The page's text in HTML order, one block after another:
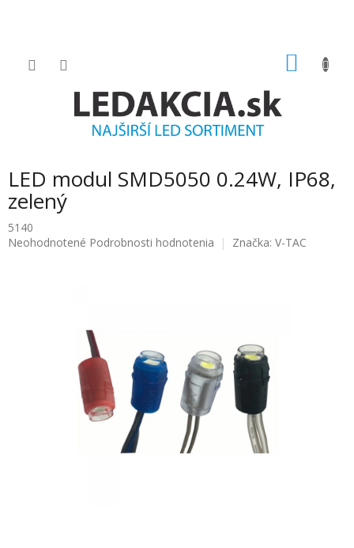
LED modul SMD5050 0.24W, IP68,
zelený
5140
Priemerné
Neohodnotené Podrobnosti hodnotenia Značka: V-TAC